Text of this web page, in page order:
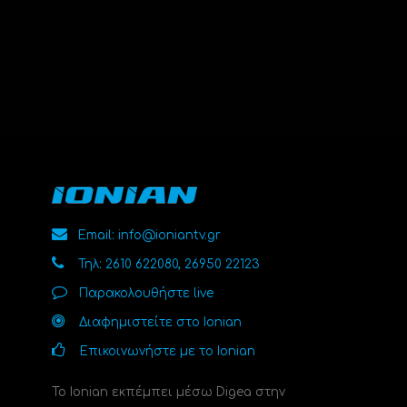
Email: info@ioniantv.gr
Τηλ: 2610 622080, 26950 22123
Παρακολουθήστε live
Διαφημιστείτε στο Ionian
Επικοινωνήστε με το Ionian
Το Ionian εκπέμπει μέσω Digea στην